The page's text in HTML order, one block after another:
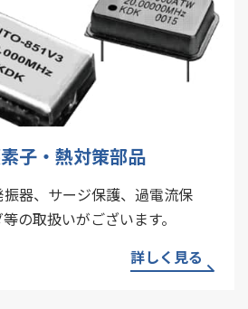
子・熱対策部品
器、サージ保護、過電流保
の取扱いがございます。
詳しく見る